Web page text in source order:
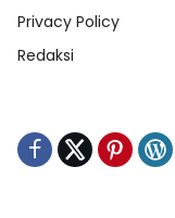
Privacy Policy
Redaksi